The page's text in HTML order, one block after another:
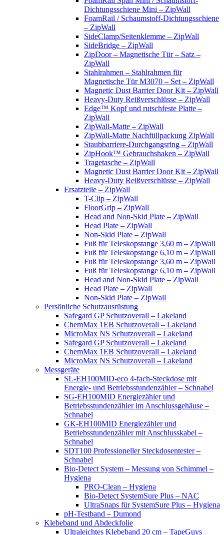
Dichtungsschiene Mini – ZipWall
FoamRail / Schaumstoff-Dichtungsschiene
– ZipWall
SideClamp/Seitenklemme – ZipWall
SideBridge – ZipWall
ZipDoor – Magnetische Tür – Satz –
ZipWall
Stahlrahmen – Stahlrahmen für
Magnetische Tür M3070 – Set – ZipWall
Magnetic Dust Barrier Door Kit – ZipWall
Heavy-Duty Reißverschlüsse – ZipWall
Edge™ Kopf und rutschfeste Platte –
ZipWall
ZipWall-Matte – ZipWall
ZipWall-Matte Nachfüllpackung ZipWall
Staubbarriere-Durchgangsring – ZipWall
ZipHook™ Gebrauchshaken – ZipWall
Tragetasche – ZipWall
Magnetic Dust Barrier Door Kit – ZipWall
Heavy-Duty Reißverschlüsse – ZipWall
Ersatzteile – ZipWall
T-Clip – ZipWall
FloorGrip – ZipWall
Head and Non-Skid Plate – ZipWall
Head Plate – ZipWall
Non-Skid Plate – ZipWall
Fuß für Teleskopstange 3,60 m – ZipWall
Fuß für Teleskopstange 6,10 m – ZipWall
Fuß für Teleskopstange 3,60 m – ZipWall
Fuß für Teleskopstange 6,10 m – ZipWall
Head and Non-Skid Plate – ZipWall
Head Plate – ZipWall
Non-Skid Plate – ZipWall
Persönliche Schutzausrüstung
Safegard GP Schutzoverall – Lakeland
ChemMax 1EB Schutzoverall – Lakeland
MicroMax NS Schutzoverall – Lakeland
Safegard GP Schutzoverall – Lakeland
ChemMax 1EB Schutzoverall – Lakeland
MicroMax NS Schutzoverall – Lakeland
Messgeräte
SL-EH100MID-eco 4-fach-Steckdose mit
Energie- und Betriebsstundenzähler – Schnabel
SG-EH100MID Energiezähler und
Betriebsstundenzähler im Anschlussgehäuse –
Schnabel
GK-EH100MID Energiezähler und
Betriebsstundenzähler mit Anschlusskabel –
Schnabel
SDT100 Professioneller Steckdosentester –
Schnabel
Bio-Detect System – Messung von Schimmel –
Hygiena
PRO-Clean – Hygiena
Bio-Detect SystemSure Plus – NAC
UltraSnaps für SystemSure Plus – Hygiena
pH-Testband – Dumond
Klebeband und Abdeckfolie
Ultraleichtes Klebeband 20 cm – TapeGuys